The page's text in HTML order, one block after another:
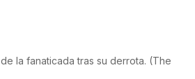
la fanaticada tras su derrota. (The